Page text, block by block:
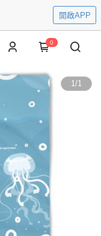
開啟APP
0
1/1